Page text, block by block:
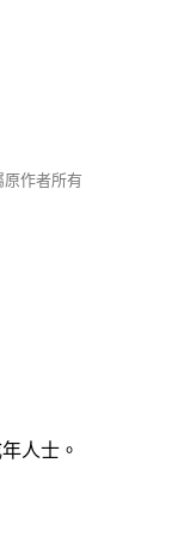
原作者所有
人士。